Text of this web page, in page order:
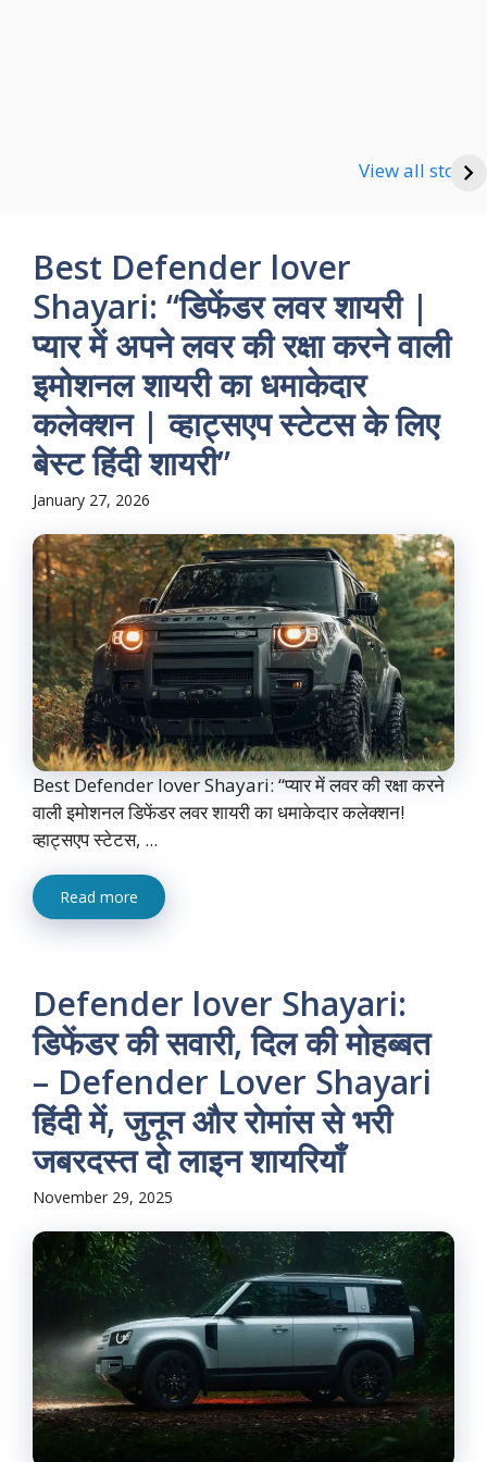
View all stories
Good Night Shayari
Best Defender lover
Shayari: “डिफेंडर लवर शायरी |
प्यार में अपने लवर की रक्षा करने वाली
इमोशनल शायरी का धमाकेदार
कलेक्शन | व्हाट्सएप स्टेटस के लिए
बेस्ट हिंदी शायरी”
January 27, 2026
Best Defender lover Shayari: “प्यार में लवर की रक्षा करने
वाली इमोशनल डिफेंडर लवर शायरी का धमाकेदार कलेक्शन!
व्हाट्सएप स्टेटस, ...
Read more
Defender lover Shayari:
डिफेंडर की सवारी, दिल की मोहब्बत
– Defender Lover Shayari
हिंदी में, जुनून और रोमांस से भरी
जबरदस्त दो लाइन शायरियाँ
November 29, 2025